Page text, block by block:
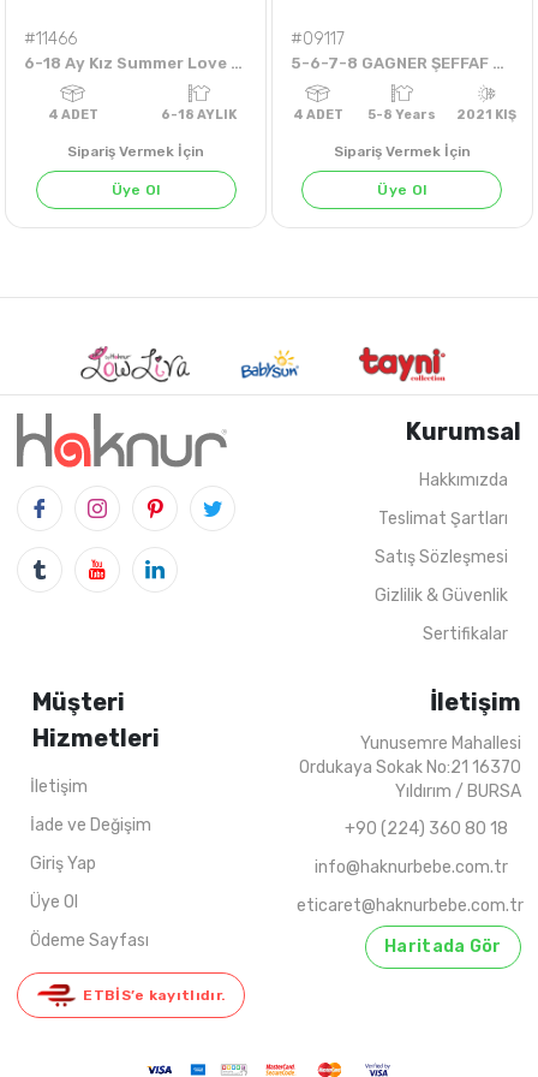
#11466
6-18 Ay Kız Summer Love Badi
ADET
Sipariş Vermek İçin
Üye Ol
#09117
5-6-7-8 GAGNER ŞEFFAF AKSESUARLI KADİFE PANTOLON
ADET 5-8 Years
Sipariş Vermek İçin
Üye Ol
Kurumsal
Hakkımızda
Teslimat Şartları
Satış Sözleşmesi
Gizlilik & Güvenlik
Sertifikalar
Müşteri
Hizmetleri
İletişim
İade ve Değişim
Giriş Yap
Üye Ol
Ödeme Sayfası
ETBİS’e kayıtlıdır.
İletişim
Yunusemre Mahallesi
Ordukaya Sokak No:21 16370
Yıldırım / BURSA
+90 (224) 360 80 18
info@haknurbebe.com.tr
eticaret@haknurbebe.com.tr
Haritada Gör